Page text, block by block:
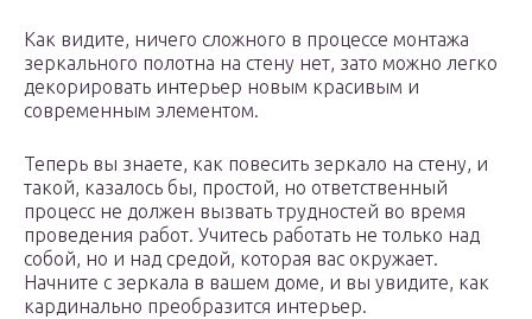
Как видите, ничего сложного в процессе монтажа
зеркального полотна на стену нет, зато можно легко
декорировать интерьер новым красивым и
современным элементом.
Теперь вы знаете, как повесить зеркало на стену, и
такой, казалось бы, простой, но ответственный
процесс не должен вызвать трудностей во время
проведения работ. Учитесь работать не только над
собой, но и над средой, которая вас окружает.
Начните с зеркала в вашем доме, и вы увидите, как
кардинально преобразится интерьер.